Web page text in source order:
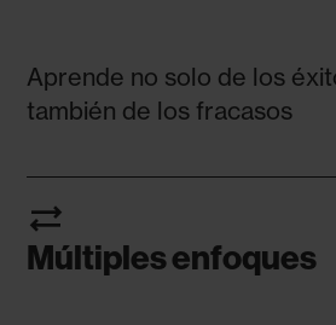
Aprende no solo de los
también de los fracasos
sync_alt
Múltiples enfoques